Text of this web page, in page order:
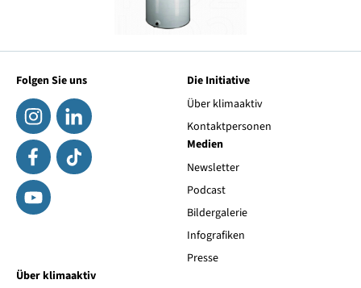
Folgen Sie uns
Die Initiative
Über klimaaktiv
Kontaktpersonen
Medien
Newsletter
Podcast
Bildergalerie
Infografiken
Presse
Über klimaaktiv